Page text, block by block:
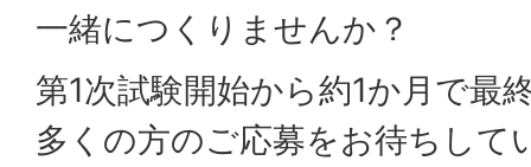
一緒につくりませんか？
第1次試験開始から約1か月で最
多くの方のご応募をお待ちして